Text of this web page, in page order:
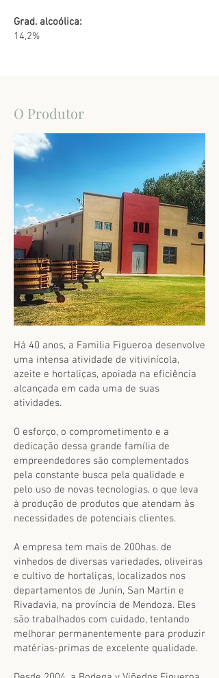
Grad. alcoólica:
14,2%
O Produtor
Há 40 anos, a Familia Figueroa desenvolve
uma intensa atividade de vitivinícola,
azeite e hortaliças, apoiada na eficiência
alcançada em cada uma de suas
atividades.
O esforço, o comprometimento e a
dedicação dessa grande família de
empreendedores são complementados
pela constante busca pela qualidade e
pelo uso de novas tecnologias, o que leva
à produção de produtos que atendam às
necessidades de potenciais clientes.
A empresa tem mais de 200has. de
vinhedos de diversas variedades, oliveiras
e cultivo de hortaliças, localizados nos
departamentos de Junín, San Martin e
Rivadavia, na província de Mendoza. Eles
são trabalhados com cuidado, tentando
melhorar permanentemente para produzir
matérias-primas de excelente qualidade.